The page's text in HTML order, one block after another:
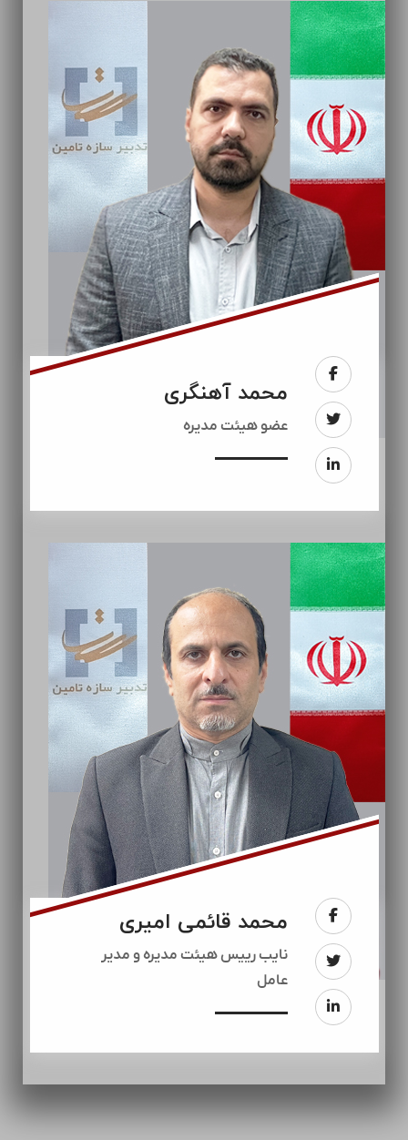
محمد آهنگری
عضو هیئت مدیره
محمد قائمی امیری
نایب رییس هیئت مدیره و مدیر
عامل